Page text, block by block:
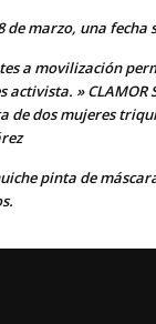
de marzo, una fecha
a movilización
» CLAMOR
de dos mujeres
pinta de